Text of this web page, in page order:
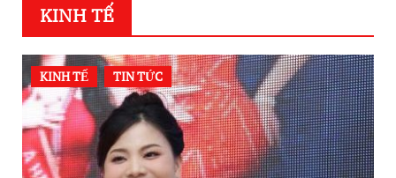
KINH TẾ
KINH TẾ TIN TỨC